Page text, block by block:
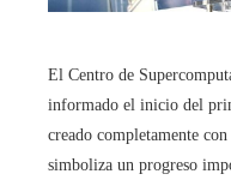
El Centro de
informado el inicio del
creado completamente
simboliza un progreso